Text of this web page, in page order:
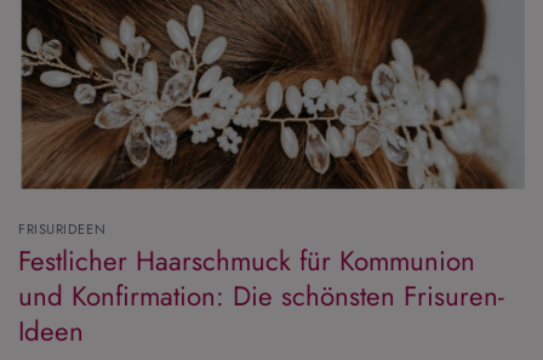
FRISURIDEEN
Festlicher Haarschmuck für Kommunion
und Konfirmation: Die schönsten Frisuren-
Ideen